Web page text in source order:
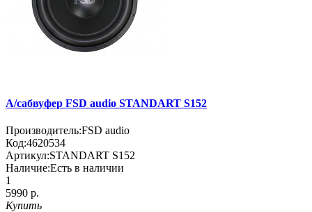
А/сабвуфер FSD audio STANDART S152
Производитель:FSD audio
Код:4620534
Артикул:STANDART S152
Наличие:Есть в наличии
1
5990 р.
Купить